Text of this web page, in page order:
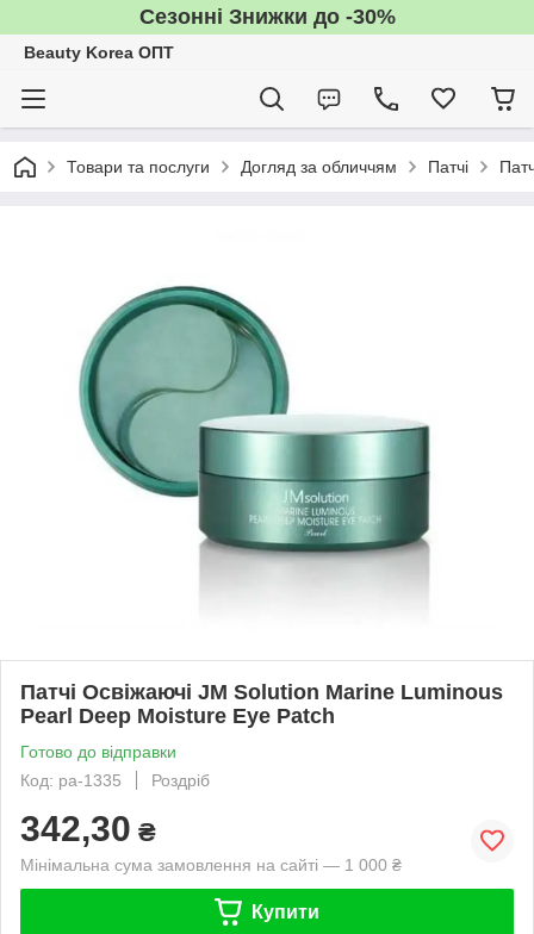
Сезонні Знижки до -30%
Beauty Korea ОПТ
Товари та послуги Догляд за обличчям Патчі
Патчі Освіжаючі JM Solution Marine Luminous
Pearl Deep Moisture Eye Patch
Готово до відправки
Код: pa-1335
Роздріб
342,30 ₴
Мінімальна сума замовлення на сайті — 1 000 ₴
Купити